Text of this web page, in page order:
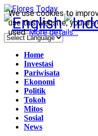
Home
Investasi
Pariwisata
Ekonomi
Politik
Tokoh
Mitos
Sosial
News
We use cookies to
use this website, you
used.More details…